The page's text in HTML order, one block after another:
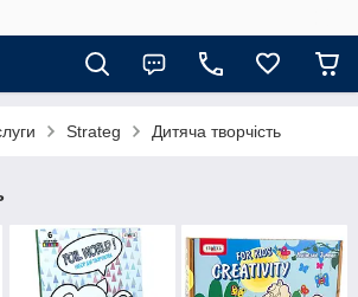
Strateg Дитяча творчість